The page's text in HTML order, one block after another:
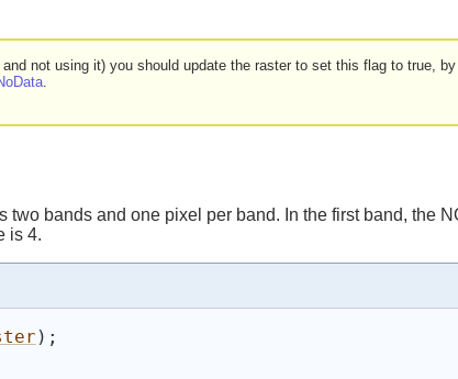
not using it) you should update the raster to set this flag to true,
bands and one pixel per band. In the first band, the
is 4.
) ;